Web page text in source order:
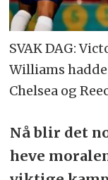
SVAK DAG:
Williams
Chelsea og
Nå blir det
heve